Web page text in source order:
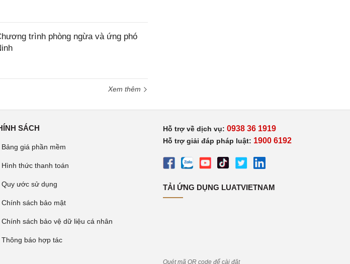
trình phòng ngừa và ứng phó
Xem thêm
SÁCH
Bảng giá phần mềm
Hình thức thanh toán
Quy ước sử dụng
Chính sách bảo mật
Chính sách bảo vệ dữ liệu cá nhân
Thông báo hợp tác
Hỗ trợ về dịch vụ: 0938 36 1919
Hỗ trợ giải đáp pháp luật: 1900 6192
TẢI ỨNG DỤNG LUATVIETNAM
Quét mã QR code để cài đặt